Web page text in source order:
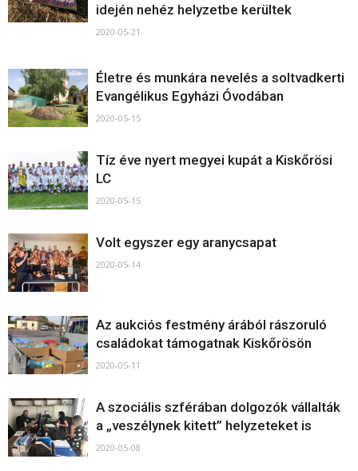
idején nehéz helyzetbe kerültek
2020-05-21
Életre és munkára nevelés a soltvadkerti
Evangélikus Egyházi Óvodában
2020-05-15
Tíz éve nyert megyei kupát a Kiskőrösi
LC
2020-05-15
Volt egyszer egy aranycsapat
2020-05-14
Az aukciós festmény árából rászoruló
családokat támogatnak Kiskőrösön
2020-05-11
A szociális szférában dolgozók vállalták
a „veszélynek kitett” helyzeteket is
2020-05-08